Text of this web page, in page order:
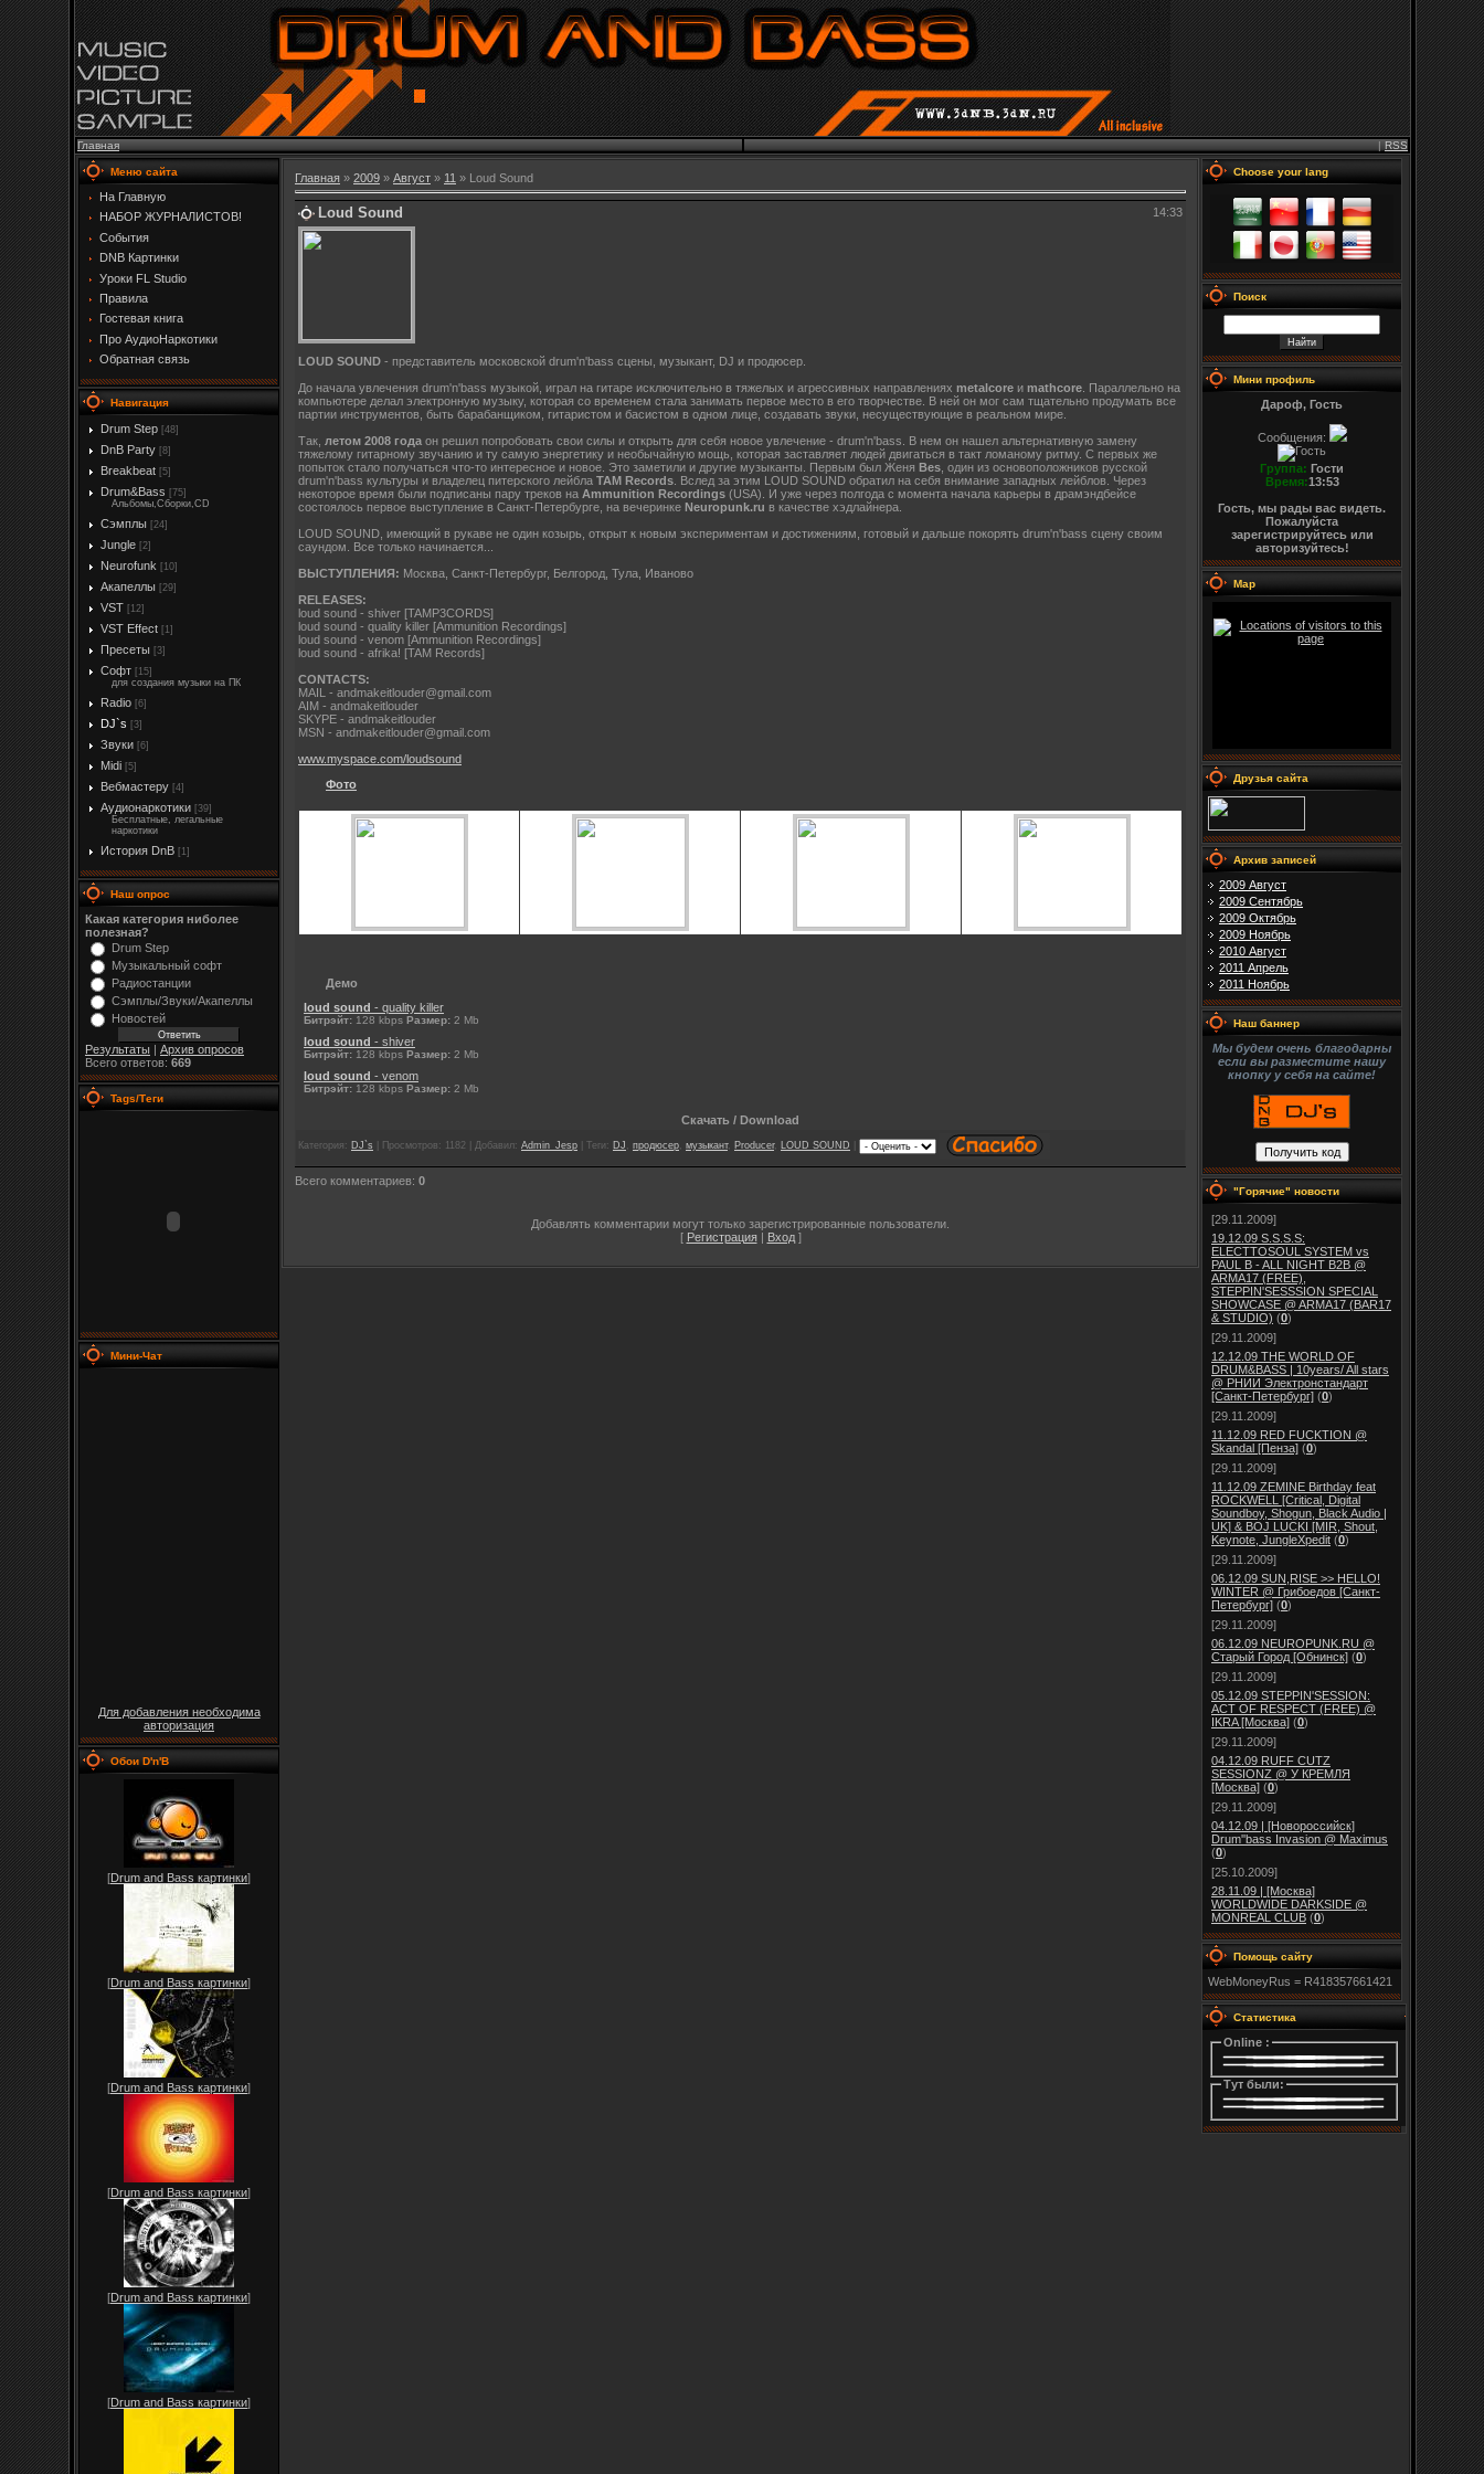
Главная | RSS
Меню сайта
На Главную
НАБОР ЖУРНАЛИСТОВ!
События
DNB Картинки
Уроки FL Studio
Правила
Гостевая книга
Про АудиоНаркотики
Обратная связь
Навигация
Drum Step [48]
DnB Party [8]
Breakbeat [5]
Drum&Bass [75]
Альбомы,Сборки,CD
Сэмплы [24]
Jungle [2]
Neurofunk [10]
Акапеллы [29]
VST [12]
VST Effect [1]
Пресеты [3]
Софт [15]
для создания музыки на ПК
Radio [6]
DJ`s [3]
Звуки [6]
Midi [5]
Вебмастеру [4]
Аудионаркотики [39]
Бесплатные, легальные
наркотики
История DnB [1]
Наш опрос
Какая категория ниболее
полезная?
Drum Step
Музыкальный софт
Радиостанции
Сэмплы/Звуки/Акапеллы
Новостей
Результаты | Архив опросов
Всего ответов: 669
Tags/Теги
Мини-Чат
Для добавления необходима
авторизация
Обои D'n'B
[Drum and Bass картинки]
[Drum and Bass картинки]
[Drum and Bass картинки]
[Drum and Bass картинки]
[Drum and Bass картинки]
[Drum and Bass картинки]
Главная » 2009 » Август » 11 » Loud Sound
Loud Sound 14:33
LOUD SOUND - представитель московской drum'n'bass сцены, музыкант, DJ и продюсер.
До начала увлечения drum'n'bass музыкой, играл на гитаре исключительно в тяжелых и агрессивных направлениях metalcore и mathcore . Параллельно на
компьютере делал электронную музыку, которая со временем стала занимать первое место в его творчестве. В ней он мог сам тщательно продумать все
партии инструментов, быть барабанщиком, гитаристом и басистом в одном лице, создавать звуки, несуществующие в реальном мире.
Так, летом 2008 года он решил попробовать свои силы и открыть для себя новое увлечение - drum'n'bass. В нем он нашел альтернативную замену
тяжелому гитарному звучанию и ту самую энергетику и необычайную мощь, которая заставляет людей двигаться в такт ломаному ритму. С первых же
попыток стало получаться что-то интересное и новое. Это заметили и другие музыканты. Первым был Женя Bes , один из основоположников русской
drum'n'bass культуры и владелец питерского лейбла TAM Records . Вслед за этим LOUD SOUND обратил на себя внимание западных лейблов. Через
некоторое время были подписаны пару треков на Ammunition Recordings (USA). И уже через полгода с момента начала карьеры в драмэндбейсе
состоялось первое выступление в Санкт-Петербурге, на вечеринке Neuropunk.ru в качестве хэдлайнера.
LOUD SOUND, имеющий в рукаве не один козырь, открыт к новым экспериментам и достижениям, готовый и дальше покорять drum'n'bass сцену своим
саундом. Все только начинается...
ВЫСТУПЛЕНИЯ: Москва, Санкт-Петербург, Белгород, Тула, Иваново
RELEASES:
loud sound - shiver [TAMP3CORDS]
loud sound - quality killer [Ammunition Recordings]
loud sound - venom [Ammunition Recordings]
loud sound - afrika! [TAM Records]
CONTACTS:
MAIL - andmakeitlouder@gmail.com
AIM - andmakeitlouder
SKYPE - andmakeitlouder
MSN - andmakeitlouder@gmail.com
www.myspace.com/loudsound
Фото
Демо
loud sound - quality killer
Битрэйт: 128 kbps Размер: 2 Mb
loud sound - shiver
Битрэйт: 128 kbps Размер: 2 Mb
loud sound - venom
Битрэйт: 128 kbps Размер: 2 Mb
Скачать / Download
Категория : DJ`s Просмотров : 1182 | Добавил: Admin_Jesp Теги : DJ , продюсер, музыкант, Producer, LOUD SOUND
Всего комментариев: 0
Добавлять комментарии могут только зарегистрированные пользователи.
[ Регистрация| Вход]
Choose your lang
Поиск
Мини профиль
Дароф, Гость
Сообщения:
Группа: Гости
Время:13:53
Гость, мы рады вас видеть.
Пожалуйста
зарегистрируйтесь или
авторизуйтесь!
Map
Друзья сайта
Архив записей
2009 Август
2009 Сентябрь
2009 Октябрь
2009 Ноябрь
2010 Август
2011 Апрель
2011 Ноябрь
Наш баннер
Мы будем очень благодарны
если вы разместите нашу
кнопку у себя на сайте!
"Горячие" новости
[29.11.2009]
19.12.09 S.S.S.S:
ELECTTOSOUL SYSTEM vs
PAUL B - ALL NIGHT B2B @
ARMA17 (FREE),
STEPPIN'SESSSION SPECIAL
SHOWCASE @ ARMA17 (BAR17
& STUDIO) (0)
[29.11.2009]
12.12.09 THE WORLD OF
DRUM&BASS | 10years/ All stars
@ РНИИ Электронстандарт
[Санкт-Петербург] (0)
[29.11.2009]
11.12.09 RED FUCKTION @
Skandal [Пенза] (0)
[29.11.2009]
11.12.09 ZEMINE Birthday feat
ROCKWELL [Critical, Digital
Soundboy, Shogun, Black Audio |
UK] & BOJ LUCKI [MIR, Shout,
Keynote, JungleXpedit (0)
[29.11.2009]
06.12.09 SUN,RISE >> HELLO!
WINTER @ Грибоедов [Санкт-
Петербург] (0)
[29.11.2009]
06.12.09 NEUROPUNK.RU @
Старый Город [Обнинск] (0)
[29.11.2009]
05.12.09 STEPPIN'SESSION:
ACT OF RESPECT (FREE) @
IKRA [Москва] (0)
[29.11.2009]
04.12.09 RUFF CUTZ
SESSIONZ @ У КРЕМЛЯ
[Москва] (0)
[29.11.2009]
04.12.09 | [Новороссийск]
Drum''bass Invasion @ Maximus
(0)
[25.10.2009]
28.11.09 | [Москва]
WORLDWIDE DARKSIDE @
MONREAL CLUB (0)
Помощь сайту
WebMoneyRus = R418357661421
Статистика
Online :
Тут были: